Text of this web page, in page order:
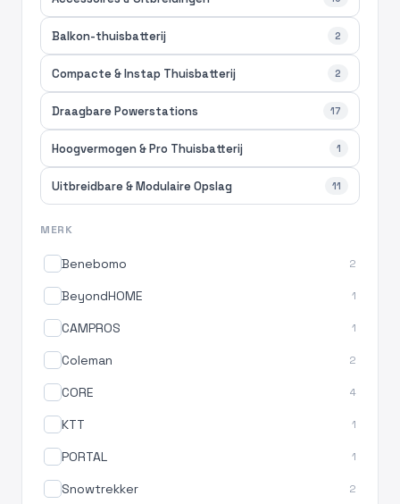
Balkon-thuisbatterij 2
Compacte & Instap Thuisbatterij 2
Draagbare Powerstations 17
Hoogvermogen & Pro Thuisbatterij 1
Uitbreidbare & Modulaire Opslag 11
MERK
Benebomo 2
BeyondHOME 1
CAMPROS 1
Coleman 2
CORE 4
KTT 1
PORTAL 1
Snowtrekker 2